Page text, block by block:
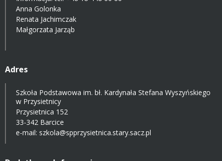
Anna Golonka
Renata Jachimczak
Małgorzata Jarząb
Adres
Szkoła Podstawowa im. bł. Kardynała Stefana Wyszyńskiego
w Przysietnicy
Przysietnica 152
33-342 Barcice
e-mail: szkola@spprzysietnica.stary.sacz.pl